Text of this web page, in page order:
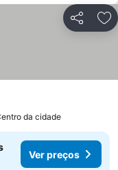
Partilhar
da cidade
Ver preços